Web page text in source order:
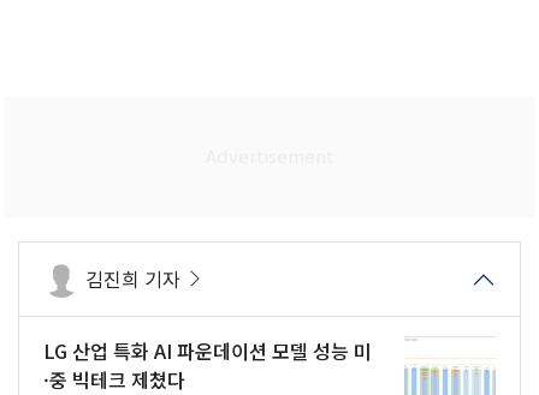
김진희 기자
LG 산업 특화 AI 파운데이션 모델 성능 미
·중 빅테크 제쳤다